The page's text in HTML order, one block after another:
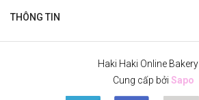
THÔNG TIN
Haki Haki Online Bakery
Cung cấp bởi Sapo